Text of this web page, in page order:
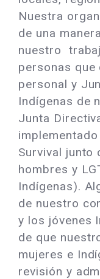
Nuestra
de una
nuestro
personas que
personal y
Indígenas de
Junta
Survival junto
hombres y
Indígenas).
de nuestro
y los jóvenes
de que
mujeres e
revisión y